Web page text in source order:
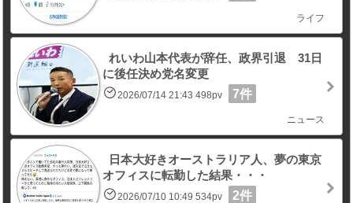
ライフ
れいわ山本代表が辞任、政界引退 31日
に後任決め党名変更
2026/07/14 21:43 498pv 7件
ニュース
日本大好きオーストラリア人、夢の東京
オフィスに転勤した結果・・・
2026/07/10 10:49 534pv 2件